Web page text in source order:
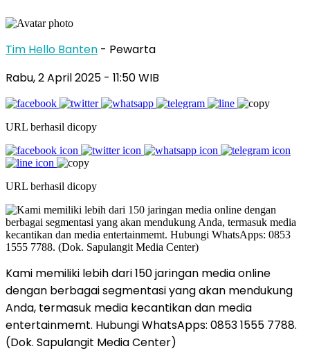
Tim Hello Banten - Pewarta
Rabu, 2 April 2025 - 11:50 WIB
URL berhasil dicopy
URL berhasil dicopy
Kami memiliki lebih dari 150 jaringan media online
dengan berbagai segmentasi yang akan mendukung
Anda, termasuk media kecantikan dan media
entertainmemt. Hubungi WhatsApps: 0853 1555 7788.
(Dok. Sapulangit Media Center)